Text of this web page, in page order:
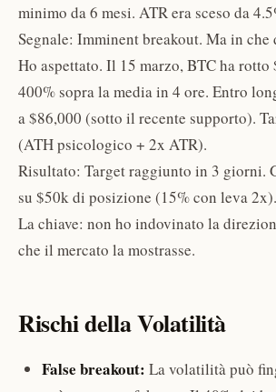
minimo da 6 mesi. ATR era sceso da
Segnale: Imminent breakout. Ma in che
Ho aspettato. Il 15 marzo, BTC ha rotto
400% sopra la media in 4 ore. Entro
a $86,000 (sotto il recente supporto).
(ATH psicologico + 2x ATR).
Risultato: Target raggiunto in 3 giorni.
su $50k di posizione (15% con leva 2x).
La chiave: non ho indovinato la
che il mercato la mostrasse.
Rischi della Volatilità
False breakout: La volatilità può